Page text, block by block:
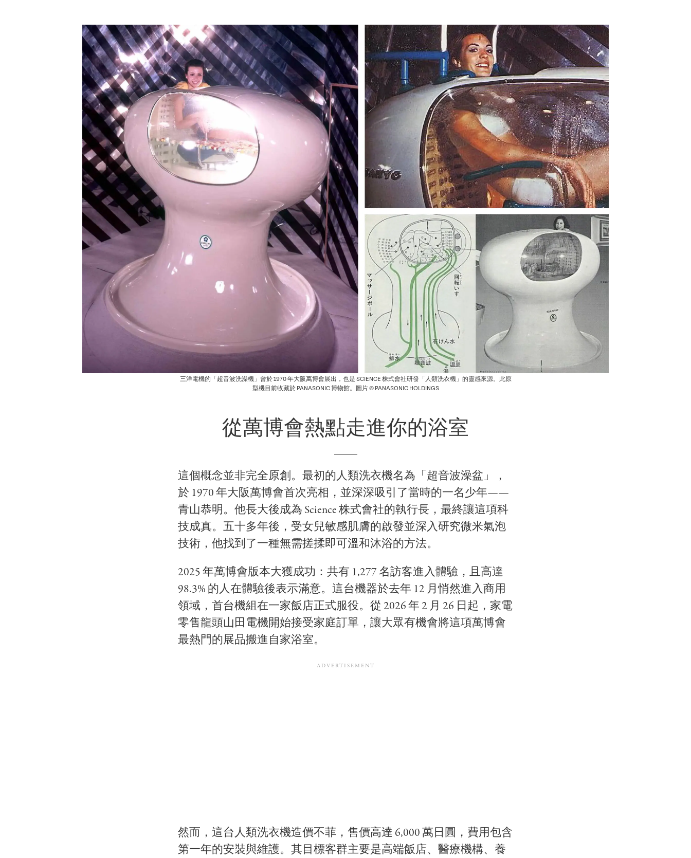
三洋電機的「超音波洗澡機」曾於 1970 年大阪萬博會展出，也是 SCIENCE 株式會社研發「人類洗衣機」的靈感來源。此原
型機目前收藏於 PANASONIC 博物館。圖片 © PANASONIC HOLDINGS
從萬博會熱點走進你的浴室
這個概念並非完全原創。最初的人類洗衣機名為「超音波澡盆」，
於 1970 年大阪萬博會首次亮相，並深深吸引了當時的一名少年——
青山恭明。他長大後成為 Science 株式會社的執行長，最終讓這項科
技成真。五十多年後，受女兒敏感肌膚的啟發並深入研究微米氣泡
技術，他找到了一種無需搓揉即可溫和沐浴的方法。
2025 年萬博會版本大獲成功：共有 1,277 名訪客進入體驗，且高達
98.3% 的人在體驗後表示滿意。這台機器於去年 12 月悄然進入商用
領域，首台機組在一家飯店正式服役。從 2026 年 2 月 26 日起，家電
零售龍頭山田電機開始接受家庭訂單，讓大眾有機會將這項萬博會
最熱門的展品搬進自家浴室。
然而，這台人類洗衣機造價不菲，售價高達 6,000 萬日圓，費用包含
第一年的安裝與維護。其目標客群主要是高端飯店、醫療機構、養